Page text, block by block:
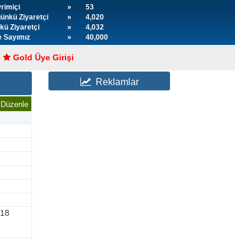
»
53
Ziyaretçi
»
4,020
Ziyaretçi
»
4,032
Sayımız
» 40,000
Gold Üye Girişi
Reklamlar